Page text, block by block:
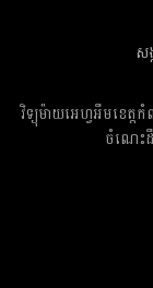
ស
វិទ្យុម៉ាយអេហ្វអឹមខេត្
ចំណេះដឹ